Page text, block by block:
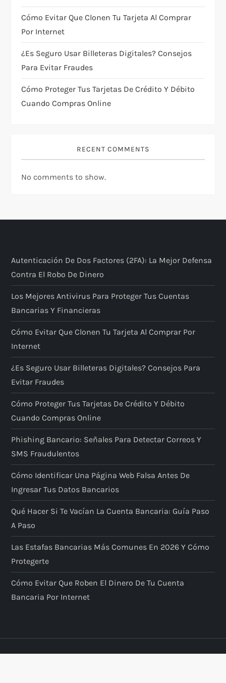
i
o
n
Cómo Evitar Que Clonen Tu Tarjeta Al Comprar
Por Internet
¿Es Seguro Usar Billeteras Digitales? Consejos
Para Evitar Fraudes
Cómo Proteger Tus Tarjetas De Crédito Y Débito
Cuando Compras Online
RECENT COMMENTS
No comments to show.
Autenticación De Dos Factores (2FA): La Mejor Defensa
Contra El Robo De Dinero
Los Mejores Antivirus Para Proteger Tus Cuentas
Bancarias Y Financieras
Cómo Evitar Que Clonen Tu Tarjeta Al Comprar Por
Internet
¿Es Seguro Usar Billeteras Digitales? Consejos Para
Evitar Fraudes
Cómo Proteger Tus Tarjetas De Crédito Y Débito
Cuando Compras Online
Phishing Bancario: Señales Para Detectar Correos Y
SMS Fraudulentos
Cómo Identificar Una Página Web Falsa Antes De
Ingresar Tus Datos Bancarios
Qué Hacer Si Te Vacían La Cuenta Bancaria: Guía Paso
A Paso
Las Estafas Bancarias Más Comunes En 2026 Y Cómo
Protegerte
Cómo Evitar Que Roben El Dinero De Tu Cuenta
Bancaria Por Internet